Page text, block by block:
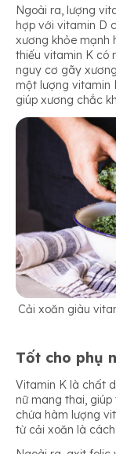
Ngoài ra, lượng
hợp với vitamin D
xương khỏe mạnh
thiếu vitamin K có
nguy cơ gãy
một lượng vitamin
giúp xương chắc
Cải xoăn giàu
Tốt cho phụ
Vitamin K là chất
nữ mang thai,
chứa hàm lượng
từ cải xoăn là